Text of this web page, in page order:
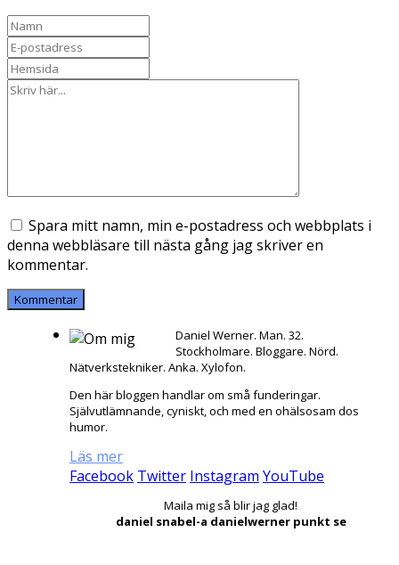
Spara mitt namn, min e-postadress och webbplats i
denna webbläsare till nästa gång jag skriver en
kommentar.
Daniel Werner. Man. 32.
Stockholmare. Bloggare. Nörd.
Nätverkstekniker. Anka. Xylofon.
Den här bloggen handlar om små funderingar.
Självutlämnande, cyniskt, och med en ohälsosam dos
humor.
Läs mer
Facebook Twitter Instagram YouTube
Maila mig så blir jag glad!
daniel snabel-a danielwerner punkt se